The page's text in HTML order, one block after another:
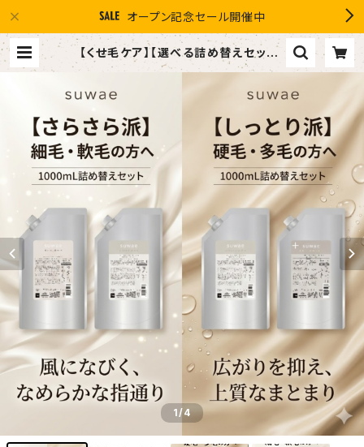
オープン記念セール開催中
【くせ毛ケア】【選べる詰め替えセット】
ミルボン 新ブランド「suwae（スワ
ングシャンプー 1000mL ￥7,590＋
トリートメント 1000g￥9,900（髪
の柔軟剤／うねりケア） | １０％OFF
スマイルグループ感謝店 #イマヘア
the U 強髪
1/4